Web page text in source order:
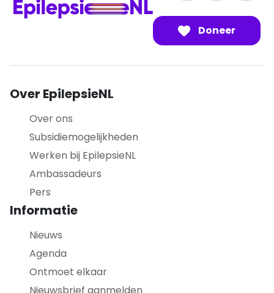
Doneer
Over EpilepsieNL
Over ons
Subsidiemogelijkheden
Werken bij EpilepsieNL
Ambassadeurs
Pers
Informatie
Nieuws
Agenda
Ontmoet elkaar